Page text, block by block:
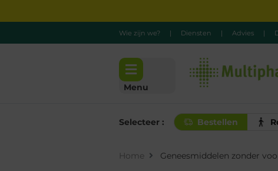
Wie zijn we? | Diensten | Advies |
Menu
Selecteer : Bestellen
Home Geneesmiddelen zonder